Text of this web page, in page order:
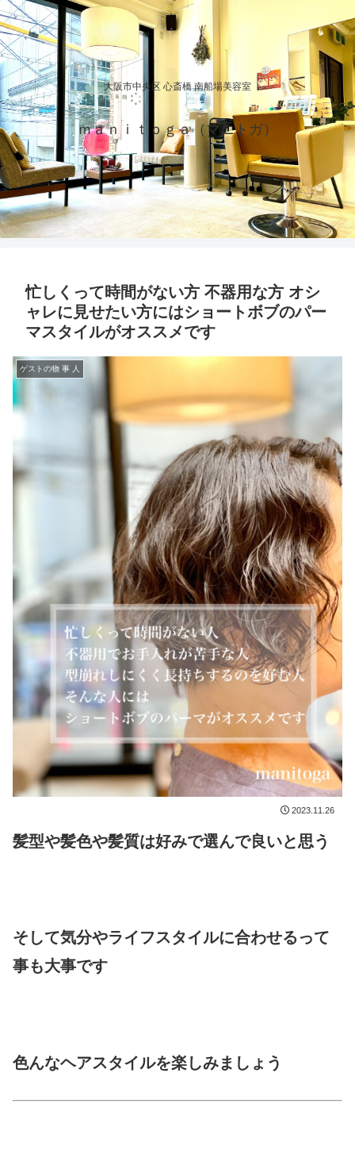
大阪市中央区 心斎橋 南船場美容室
ｍａｎｉｔｏｇａ（マニトガ）
忙しくって時間がない方 不器用な方 オシ
ャレに見せたい方にはショートボブのパー
マスタイルがオススメです
ゲストの物 事 人
2023.11.26
髪型や髪色や髪質は好みで選んで良いと思う
そして気分やライフスタイルに合わせるって
事も大事です
色んなヘアスタイルを楽しみましょう